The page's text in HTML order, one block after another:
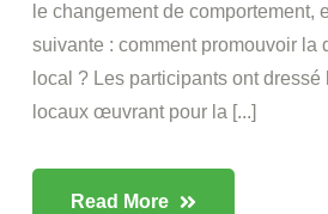
le changement de comportement,
suivante : comment promouvoir la
local ? Les participants ont
locaux œuvrant pour la [...]
Read More